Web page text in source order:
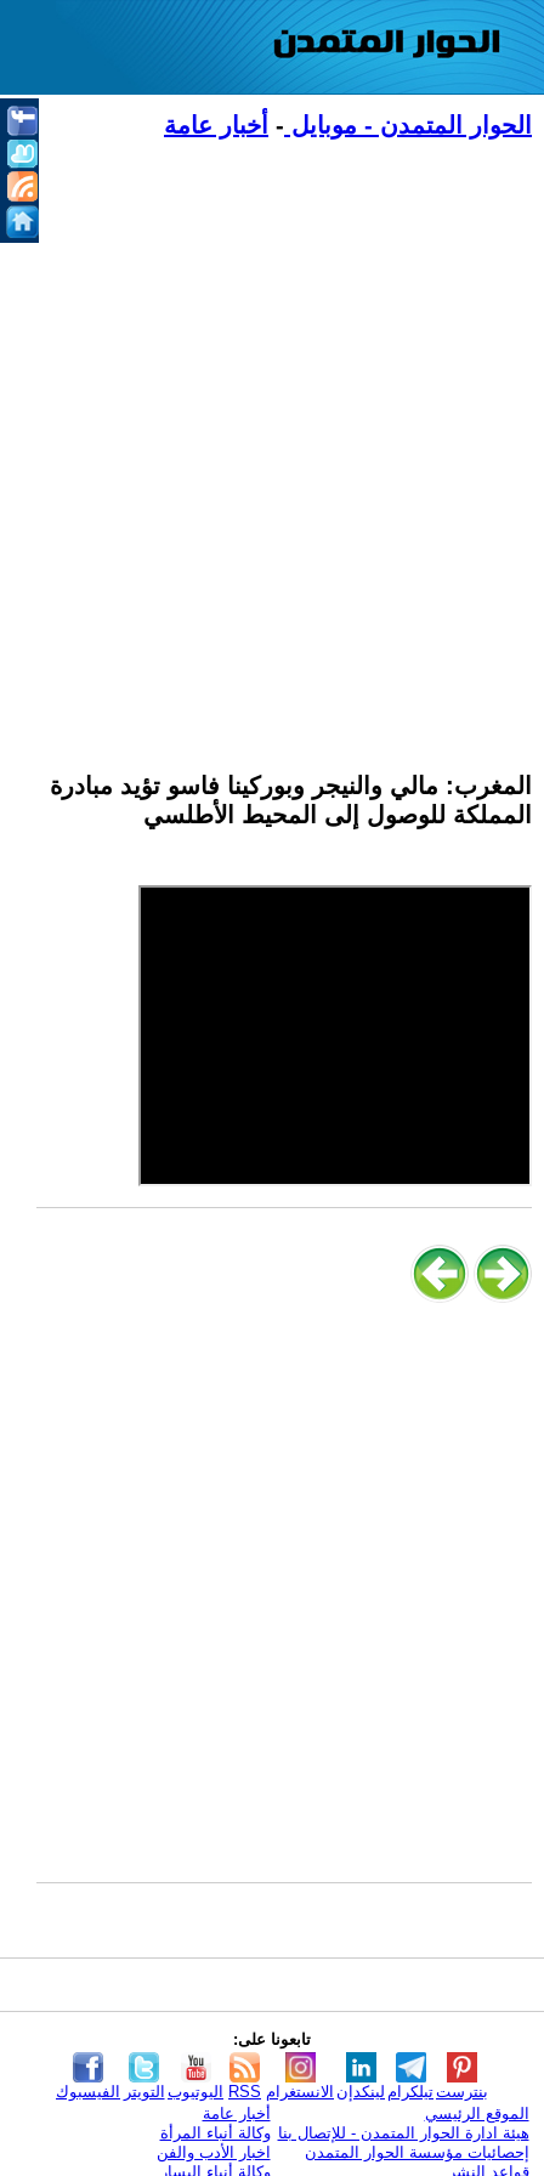
الحوار المتمدن - موبايل - أخبار عامة
المغرب: مالي والنيجر وبوركينا فاسو تؤيد مبادرة
المملكة للوصول إلى المحيط الأطلسي
تابعونا على:
الفيسبوك التويتر اليوتيوب RSS الانستغرام لينكدإن تيلكرامبنترست
الموقع الرئيسي
هيئة ادارة الحوار المتمدن - للإتصال بنا
إحصائيات مؤسسة الحوار المتمدن
قواعد النشر
أخبار عامة
وكالة أنباء المرأة
اخبار الأدب والفن
وكالة أنباء اليسار